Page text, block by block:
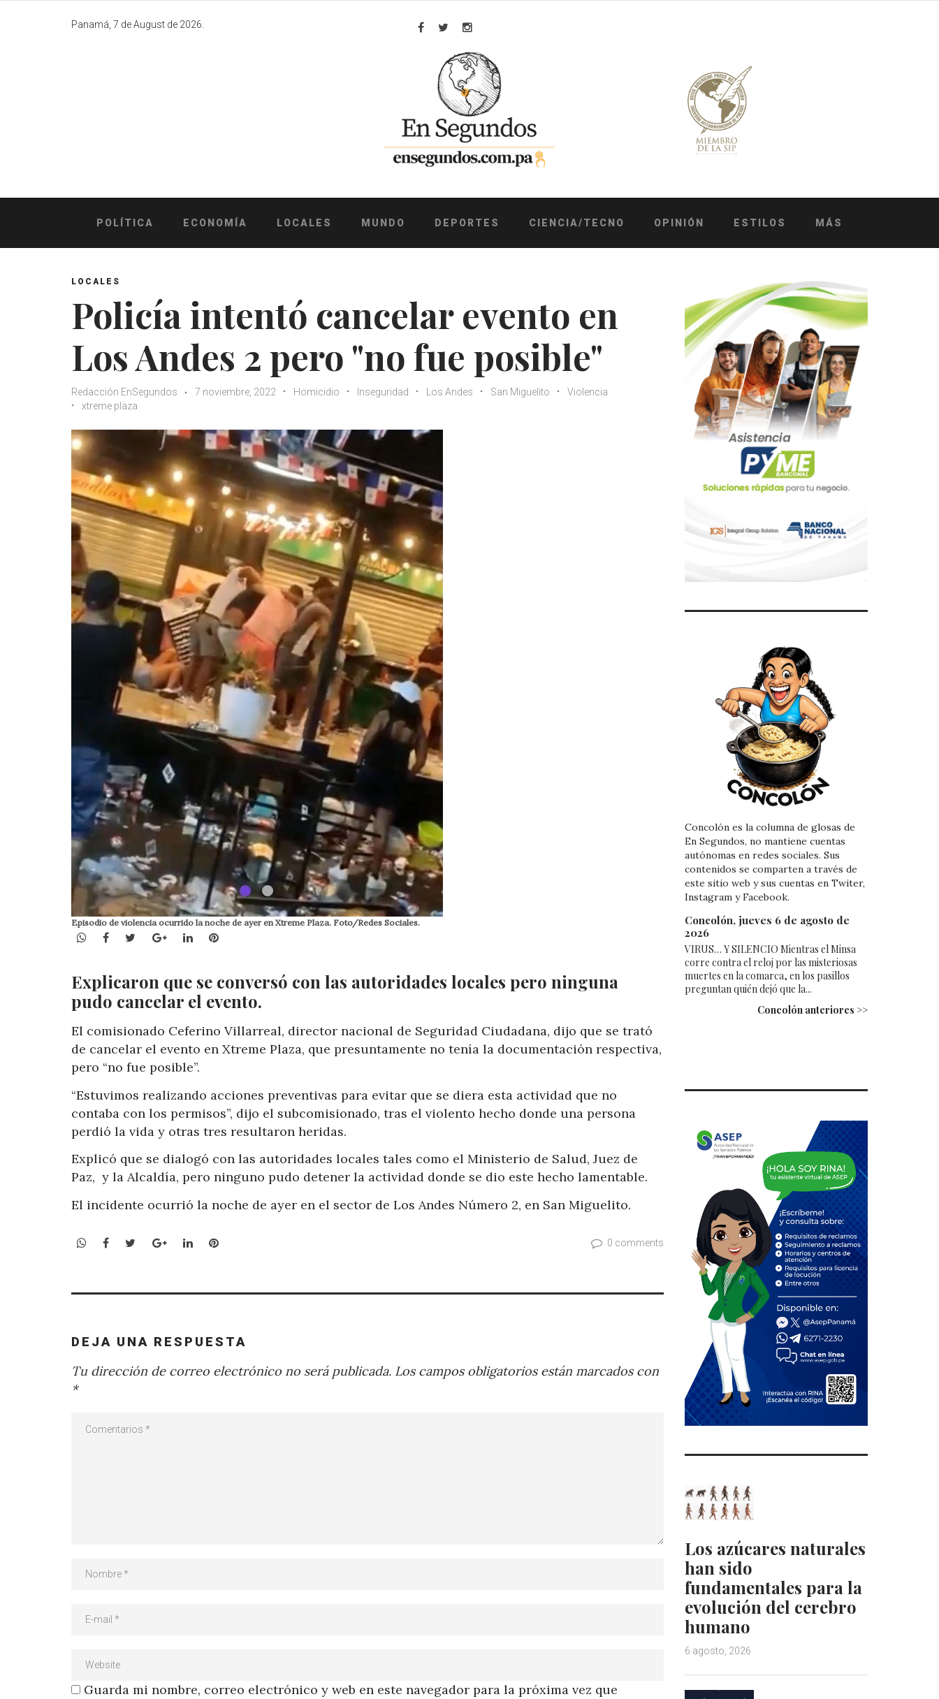
Panamá, 7 de August de 2026.
Facebook
TwitterInstagram
POLÍTICA ECONOMÍA LOCALES MUNDO DEPORTES CIENCIA/TECNO OPINIÓN ESTILOS MÁS
LOCALES
Policía intentó cancelar evento en
Los Andes 2 pero "no fue posible"
Redacción EnSegundos 7 noviembre, 2022 Homicidio Inseguridad Los Andes San Miguelito
Violencia
xtreme plaza
Episodio de violencia ocurrido la noche de ayer en Xtreme Plaza. Foto/Redes Sociales.
WhatsApp
Facebook
TwitterGoogle+LinkedInPinterest
Explicaron que se conversó con las autoridades locales pero ninguna
pudo cancelar el evento.
El comisionado Ceferino Villarreal, director nacional de Seguridad Ciudadana, dijo que se trató
de cancelar el evento en Xtreme Plaza, que presuntamente no tenía la documentación respectiva,
pero “no fue posible”.
“Estuvimos realizando acciones preventivas para evitar que se diera esta actividad que no
contaba con los permisos”, dijo el subcomisionado, tras el violento hecho donde una persona
perdió la vida y otras tres resultaron heridas.
Explicó que se dialogó con las autoridades locales tales como el Ministerio de Salud, Juez de
Paz, y la Alcaldía, pero ninguno pudo detener la actividad donde se dio este hecho lamentable.
El incidente ocurrió la noche de ayer en el sector de Los Andes Número 2, en San Miguelito.
WhatsApp
Facebook
TwitterGoogle+LinkedInPinterest 0 comments
DEJA UNA RESPUESTA
Tu dirección de correo electrónico no será publicada. Los campos obligatorios están marcados con
*
Guarda mi nombre, correo electrónico y web en este navegador para la próxima vez que
Concolón es la columna de glosas de
En Segundos, no mantiene cuentas
autónomas en redes sociales. Sus
contenidos se comparten a través de
este sitio web y sus cuentas en Twiter,
Instagram y Facebook.
Concolón, jueves 6 de agosto de
2026
VIRUS… Y SILENCIO Mientras el Minsa
corre contra el reloj por las misteriosas
muertes en la comarca, en los pasillos
preguntan quién dejó que la...
Concolón anteriores >>
Los azúcares naturales
han sido
fundamentales para la
evolución del cerebro
humano
6 agosto, 2026